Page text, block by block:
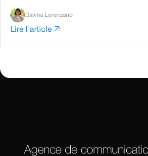
Davina Lorenzano
Lire l'article arrow_outward
Agence de